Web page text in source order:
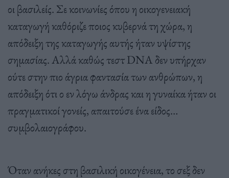
οι βασιλείς. Σε κοινωνίες όπου η οικογενειακή
καταγωγή καθόριζε ποιος κυβερνά τη χώρα, η
απόδειξη της καταγωγής αυτής ήταν υψίστης
σημασίας. Αλλά καθώς τεστ DNA δεν υπήρχαν
ούτε στην πιο άγρια φαντασία των ανθρώπων, η
απόδειξη ότι ο εν λόγω άνδρας και η γυναίκα ήταν οι
πραγματικοί γονείς, απαιτούσε ένα είδος…
συμβολαιογράφου.
Όταν ανήκες στη βασιλική οικογένεια, το σεξ δεν